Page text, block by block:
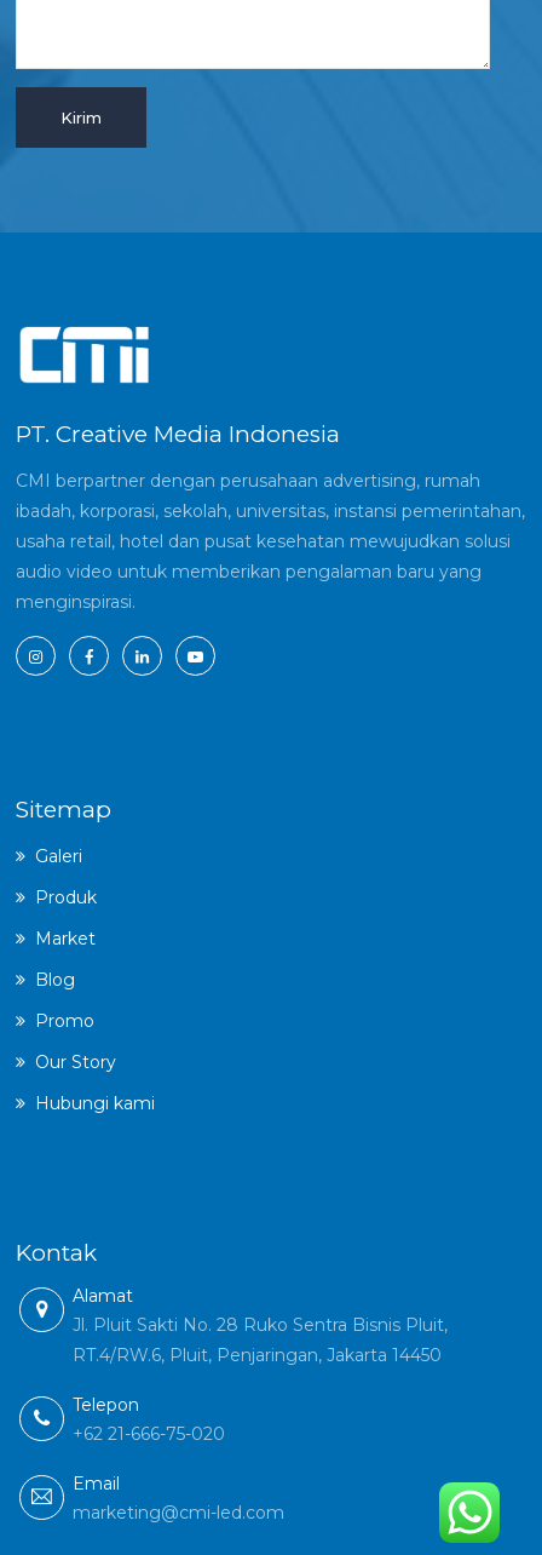
PT. Creative Media Indonesia
CMI berpartner dengan perusahaan advertising, rumah
ibadah, korporasi, sekolah, universitas, instansi pemerintahan,
usaha retail, hotel dan pusat kesehatan mewujudkan solusi
audio video untuk memberikan pengalaman baru yang
menginspirasi.
Sitemap
Galeri
Produk
Market
Blog
Promo
Our Story
Hubungi kami
Kontak
Alamat
Jl. Pluit Sakti No. 28 Ruko Sentra Bisnis Pluit,
RT.4/RW.6, Pluit, Penjaringan, Jakarta 14450
Telepon
+62 21-666-75-020
Email
marketing@cmi-led.com